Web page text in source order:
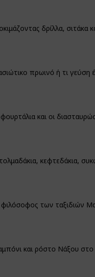
δρίλλα, σιτάκα
πρωινό ή τι γεύση
και οι
κεφτεδάκια,
των ταξιδιών
και ρόστο Νάξου στο